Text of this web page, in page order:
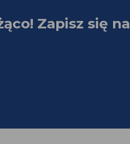
Zapisz się na